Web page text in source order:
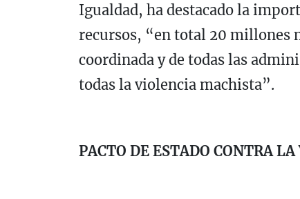
Igualdad, ha destacado la
recursos, “en total 20 millones
coordinada y de todas las
todas la violencia machista”.
PACTO DE ESTADO CONTRA